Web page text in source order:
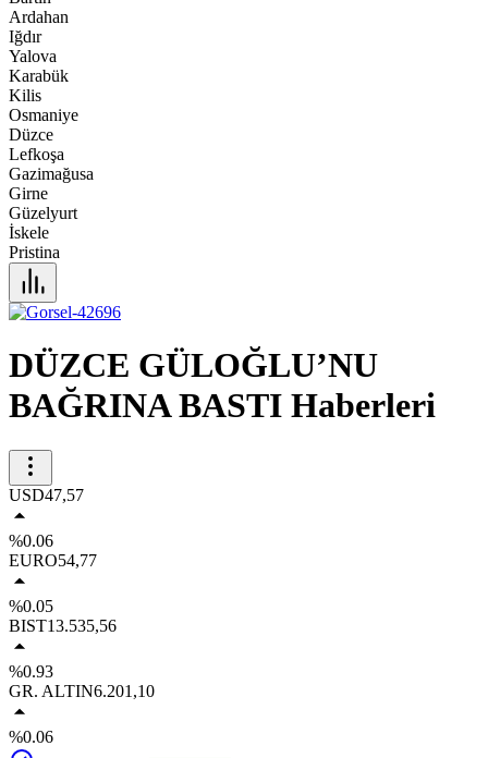
Ardahan
Iğdır
Yalova
Karabük
Kilis
Osmaniye
Düzce
Lefkoşa
Gazimağusa
Girne
Güzelyurt
İskele
Pristina
DÜZCE GÜLOĞLU’NU
BAĞRINA BASTI Haberleri
USD47,57
%0.06
EURO54,77
%0.05
BIST13.535,56
%0.93
GR. ALTIN6.201,10
%0.06